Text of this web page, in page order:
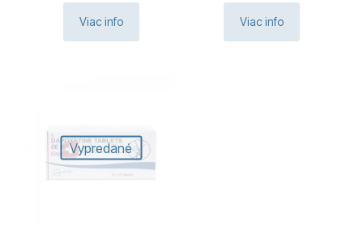
Viac info Viac info
Vypredané